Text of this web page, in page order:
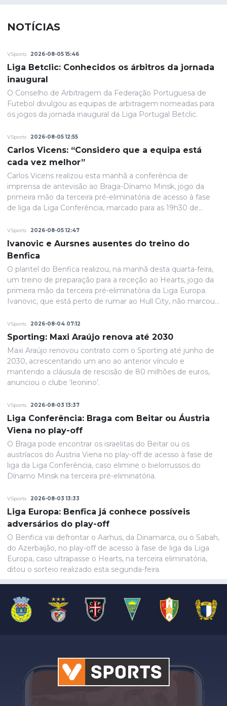
NOTÍCIAS
VSports 2026-08-05 15:46
Liga Betclic: Conhecidos os árbitros da jornada
inaugural
O Conselho de Arbitragem da Federação Portuguesa de
Futebol divulgou as equipas de arbitragem nomeadas para
os jogos da jornada inaugural da Liga Portugal Betclic.
VSports 2026-08-05 12:55
Carlos Vicens: “Considero que a equipa está
cada vez melhor”
Carlos Vicens realizou esta manhã a conferência de
imprensa de antevisão ao Braga-Dínamo Minsk, jogo da
primeira mão da terceira pré-eliminatória de acesso à fase
de liga da Liga Conferência, marcado para as 19h30 de
VSports 2026-08-05 12:47
Ivanovic e Aursnes ausentes do treino do
Benfica
O plantel do Benfica realizou, na manhã desta quarta-feira,
um treino de preparação para a receção ao Hearts, jogo da
primeira mão da terceira pré-eliminatória da Liga Europa.
Ivanovic, que está perto de rumar ao Hull City, não marcou
de acordo com informação das águias. Aursnes, com uma
gastroenterite, também foi baixa, juntando-se a Wynder e
Umeh.
VSports 2026-08-04 07:12
Sporting: Maxi Araújo renova até 2030
Maxi Araújo renovou contrato com o Sporting até junho de
2030, acrescentando um ano ao anterior vínculo e
mantendo a cláusula de rescisão de 80 milhões de euros,
anunciou o clube ‘leonino’.
VSports 2026-08-03 13:37
Liga Conferência: Braga com Beitar ou Áustria
Viena no play-off
O Braga pode encontrar os israelitas do Beitar ou os
austríacos do Áustria Viena no play-off de acesso à fase de
liga da Liga Conferência, caso elimine o bielorrussos do
Dínamo Minsk na terceira pré-eliminatória.
VSports 2026-08-03 13:33
Liga Europa: Benfica já conhece possíveis
adversários do play-off
O Benfica vai defrontar o Aarhus, da Dinamarca, ou o Sabah,
do Azerbaijão, no play-off de acesso à fase de liga da Liga
Europa, caso ultrapasse o Hearts, na terceira eliminatória,
ditou o sorteio realizado esta segunda-feira.